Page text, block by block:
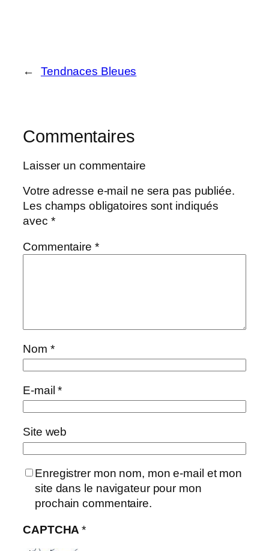
← Tendnaces Bleues
Commentaires
Laisser un commentaire
Votre adresse e-mail ne sera pas publiée.
Les champs obligatoires sont indiqués
avec *
Commentaire *
Nom *
E-mail*
Site web
Enregistrer mon nom, mon e-mail et mon
site dans le navigateur pour mon
prochain commentaire.
CAPTCHA*